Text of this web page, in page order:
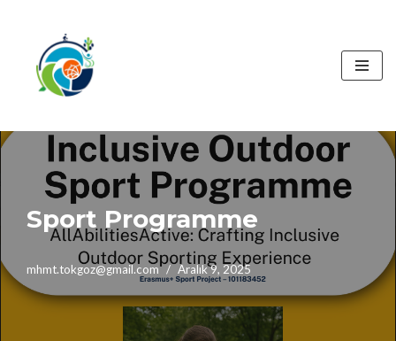
İçeriğe
Sport Programme
mhmt.tokgoz@gmail.com Aralık 9, 2025